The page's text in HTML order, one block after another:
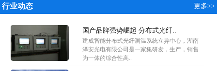
行业动态 更多>>
国产品牌强势崛起 分布式光纤..
建成智能分布式光纤测温系统立异中心，湖南
泽安光电有限公司是一家集研发，生产，销售
为一体的综合性高..